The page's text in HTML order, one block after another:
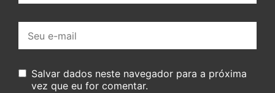
mail:
Salvar dados neste navegador para a próxima
vez que eu for comentar.